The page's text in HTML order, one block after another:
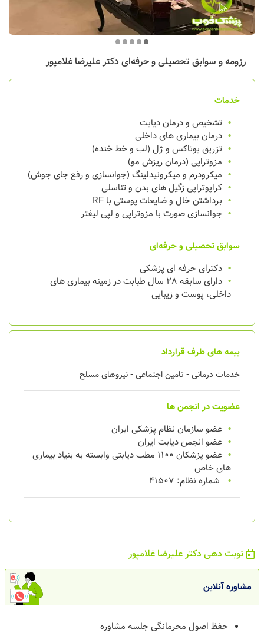
رزومه و سوابق تحصیلی و حرفه‌ای دکتر علیرضا غلامپور
خدمات
تشخیص و درمان دیابت
درمان بیماری های داخلی
تزریق بوتاکس و ژل (لب و خط خنده)
مزوتراپی (درمان ریزش مو)
میکرودرم و میکرونیدلینگ (جوانسازی و رفع جای جوش)
کراپوتراپی زگیل های بدن و تناسلی
برداشتن خال و ضایعات پوستی با RF
جوانسازی صورت با مزوتراپی و لپی لیفتر
سوابق تحصیلی و حرفه‌ای
دکترای حرفه ای پزشکی
دارای سابقه 28 سال طبابت در زمینه بیماری های
داخلی، پوست و زیبایی
بیمه های طرف قرارداد
خدمات درمانی- تامین اجتماعی-نیروهای مسلح
عضویت در انجمن ها
عضو سازمان نظام پزشکی ایران
عضو انجمن دیابت ایران
عضو پزشکان ۱۱۰۰ مطب دیابتی وابسته به بنیاد بیماری
های خاص
شماره نظام: 41507
نوبت دهی دکتر علیرضا غلامپور
مشاوره آنلاین
حفظ اصول محرمانگی جلسه مشاوره